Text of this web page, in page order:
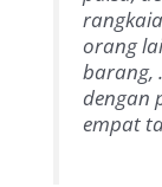
orang
barang,
dengan
empat